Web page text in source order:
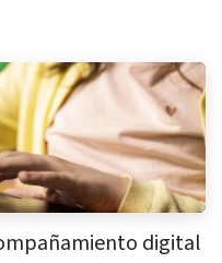
digital